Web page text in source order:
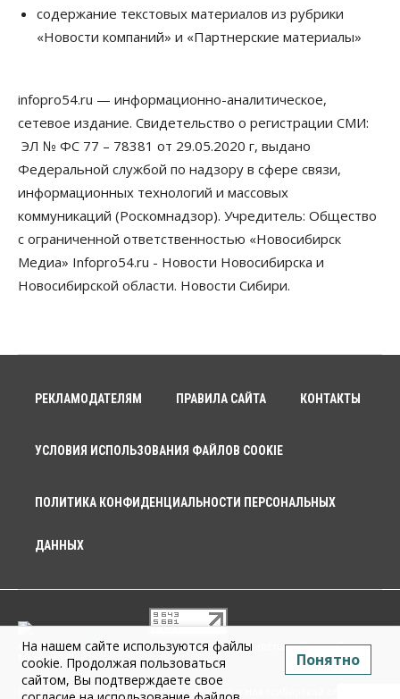
содержание текстовых материалов из рубрики
«Новости компаний» и «Партнерские материалы»
infopro54.ru — информационно-аналитическое,
сетевое издание. Свидетельство о регистрации СМИ:
ЭЛ № ФС 77 – 78381 от 29.05.2020 г, выдано
Федеральной службой по надзору в сфере связи,
информационных технологий и массовых
коммуникаций (Роскомнадзор). Учредитель: Общество
с ограниченной ответственностью «Новосибирск
Медиа» Infopro54.ru - Новости Новосибирска и
Новосибирской области. Новости Сибири.
РЕКЛАМОДАТЕЛЯМ ПРАВИЛА САЙТА КОНТАКТЫ
УСЛОВИЯ ИСПОЛЬЗОВАНИЯ ФАЙЛОВ COOKIE
ПОЛИТИКА КОНФИДЕНЦИАЛЬНОСТИ ПЕРСОНАЛЬНЫХ
ДАННЫХ
© 2026 г. Общество с ограниченной ответственностью «Новосибирск
Медиа» 18+
Infopro54 - Важные новости Новосибирска и Новосибирской области.
На нашем сайте используются файлы
cookie. Продолжая пользоваться
сайтом, Вы подтверждаете свое
Понятно